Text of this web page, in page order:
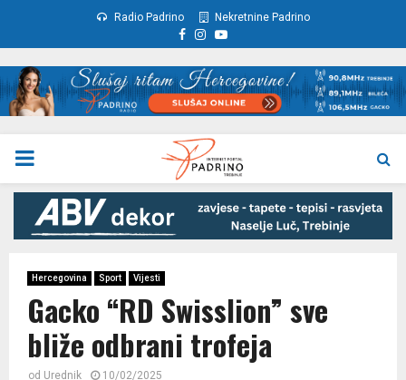
Radio Padrino Nekretnine Padrino
Facebook
Instagram
Youtube
PRIMARY
MENU
Hercegovina Sport Vijesti
Gacko “RD Swisslion” sve
bliže odbrani trofeja
od Urednik 10/02/2025